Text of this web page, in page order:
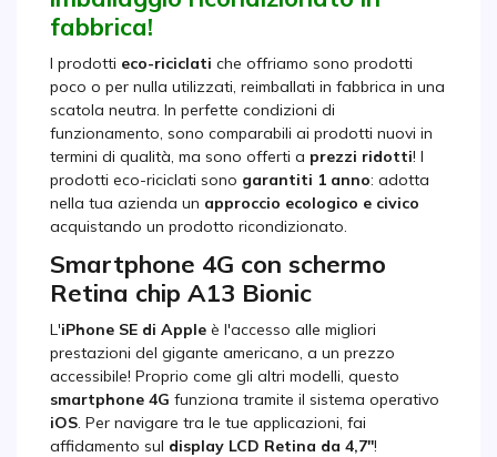
fabbrica!
I prodotti eco-riciclati che offriamo sono prodotti
poco o per nulla utilizzati, reimballati in fabbrica in una
scatola neutra. In perfette condizioni di
funzionamento, sono comparabili ai prodotti nuovi in
termini di qualità, ma sono offerti a prezzi ridotti! I
prodotti eco-riciclati sono garantiti 1 anno: adotta
nella tua azienda un approccio ecologico e civico
acquistando un prodotto ricondizionato.
Smartphone 4G con schermo
Retina chip A13 Bionic
L'iPhone SE di Apple è l'accesso alle migliori
prestazioni del gigante americano, a un prezzo
accessibile! Proprio come gli altri modelli, questo
smartphone 4G funziona tramite il sistema operativo
iOS. Per navigare tra le tue applicazioni, fai
affidamento sul display LCD Retina da 4,7''!